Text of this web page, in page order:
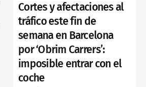
Cortes y afectaciones al
tráfico este fin de
semana en Barcelona
por ‘Obrim Carrers’:
imposible entrar con el
coche